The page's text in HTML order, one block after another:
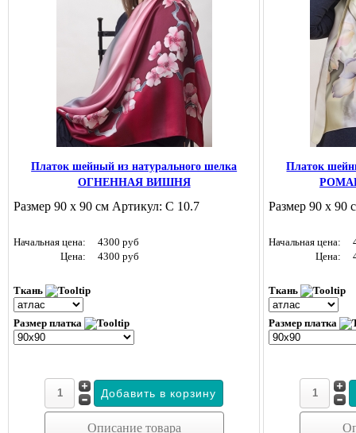
Платок шейный из натурального шелка
ОГНЕННАЯ ВИШНЯ
Размер 90 х 90 см Артикул: С 10.7
Начальная цена:
4300 руб
Цена:
4300 руб
Ткань
Размер платка
Описание товара
Платок
Размер 90 х 90
Начальная цена:
Цена:
Ткань
Размер платка